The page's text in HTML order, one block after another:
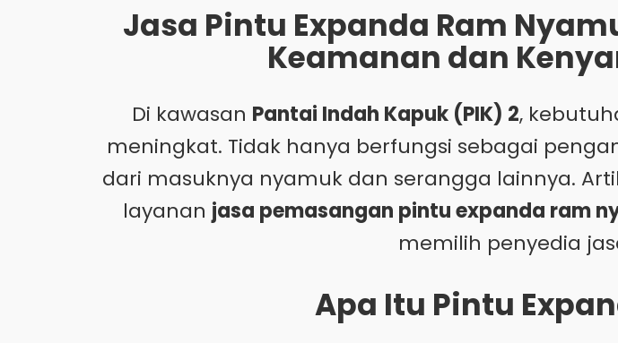
Jasa Pintu Expanda Ram
Keamanan dan
Di kawasan Pantai Indah Kapuk (PIK) 2,
meningkat. Tidak hanya berfungsi sebagai
dari masuknya nyamuk dan serangga lainnya.
layanan jasa pemasangan pintu expanda ram
memilih penyedia
Apa Itu Pintu